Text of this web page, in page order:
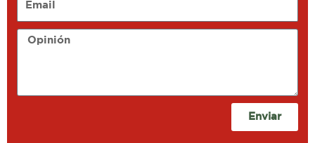
Opinión
Enviar